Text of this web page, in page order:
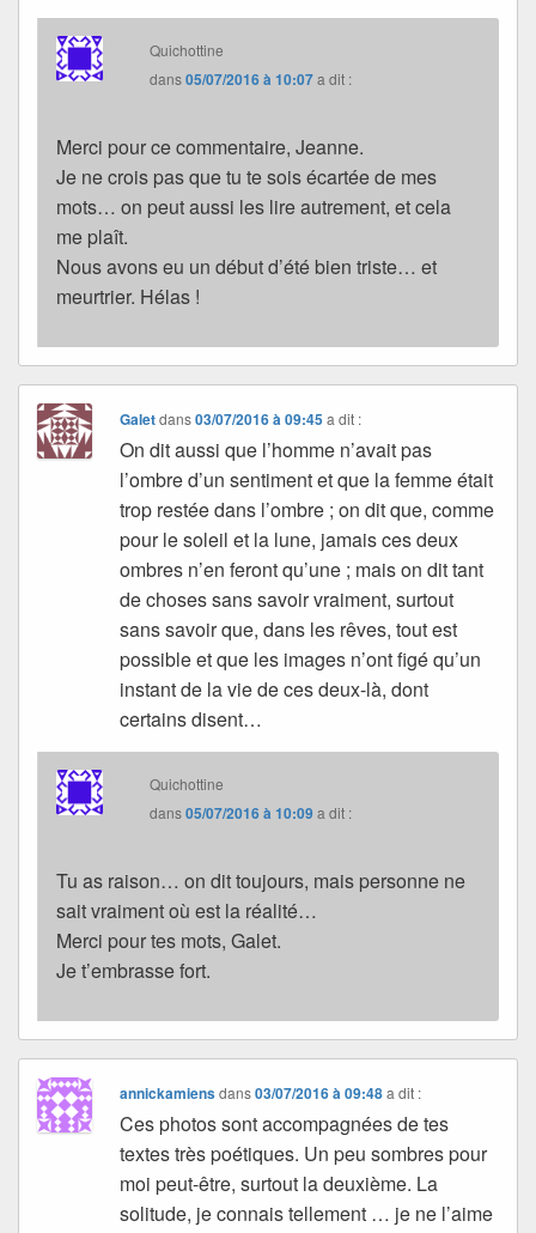
Quichottine
dans05/07/2016 à 10:07a dit :
Merci pour ce commentaire, Jeanne.
Je ne crois pas que tu te sois écartée de mes
mots… on peut aussi les lire autrement, et cela
me plaît.
Nous avons eu un début d’été bien triste… et
meurtrier. Hélas !
Galetdans03/07/2016 à 09:45 a dit :
On dit aussi que l’homme n’avait pas
l’ombre d’un sentiment et que la femme était
trop restée dans l’ombre ; on dit que, comme
pour le soleil et la lune, jamais ces deux
ombres n’en feront qu’une ; mais on dit tant
de choses sans savoir vraiment, surtout
sans savoir que, dans les rêves, tout est
possible et que les images n’ont figé qu’un
instant de la vie de ces deux-là, dont
certains disent…
Quichottine
dans05/07/2016 à 10:09a dit :
Tu as raison… on dit toujours, mais personne ne
sait vraiment où est la réalité…
Merci pour tes mots, Galet.
Je t’embrasse fort.
annickamiensdans03/07/2016 à 09:48 a dit :
Ces photos sont accompagnées de tes
textes très poétiques. Un peu sombres pour
moi peut-être, surtout la deuxième. La
solitude, je connais tellement … je ne l’aime